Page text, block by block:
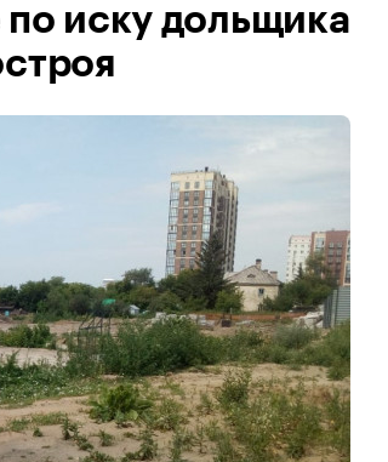
иску дольщика